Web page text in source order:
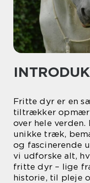
Fritte dyr er en
tiltrækker
over hele
unikke træk,
og fascinerende
vi udforske alt,
fritte dyr – lige
historie, til pleje